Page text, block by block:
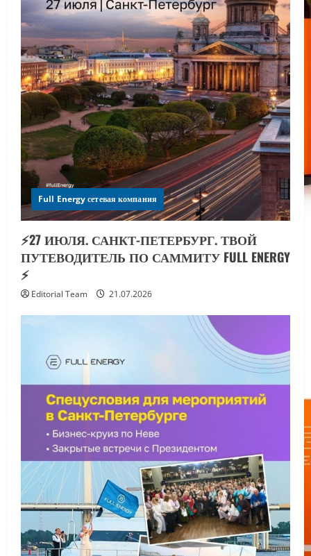
Full Energy сетевая компания
⚡️27 ИЮЛЯ. САНКТ-ПЕТЕРБУРГ. ТВОЙ
ПУТЕВОДИТЕЛЬ ПО САММИТУ FULL ENERGY
⚡️
Editorial Team 21.07.2026